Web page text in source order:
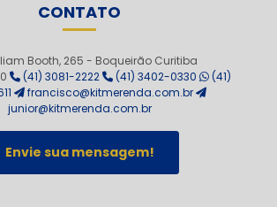
CONTATO
Booth, 265 - Boqueirão Curitiba
(41) 3081-2222 (41) 3402-0330
(41)
francisco@kitmerenda.com.br
junior@kitmerenda.com.br
Envie sua mensagem!